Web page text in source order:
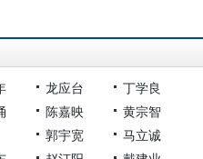
龙应台
丁学良
陈嘉映
黄宗智
郭宇宽
马立诚